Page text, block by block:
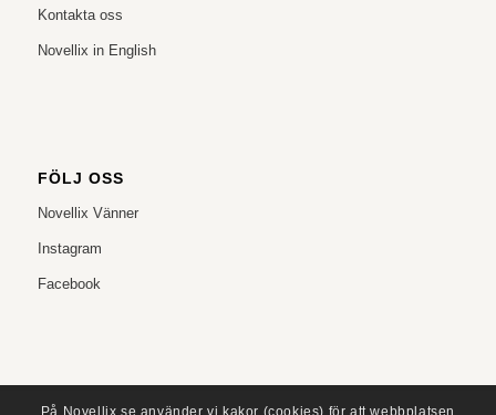
Kontakta oss
Novellix in English
FÖLJ OSS
Novellix Vänner
Instagram
Facebook